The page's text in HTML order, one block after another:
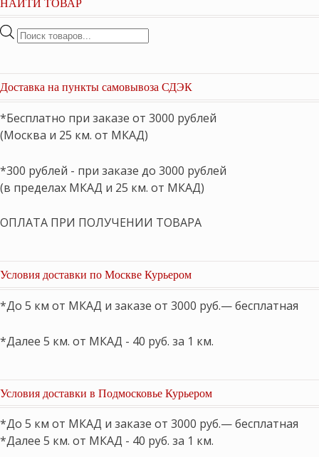
Поиск
Доставка на пункты самовывоза СДЭК
*Бесплатно при заказе от 3000 рублей
(Москва и 25 км. от МКАД)
*300 рублей - при заказе до 3000 рублей
(в пределах МКАД и 25 км. от МКАД)
ОПЛАТА ПРИ ПОЛУЧЕНИИ ТОВАРА
Условия доставки по Москве Курьером
*До 5 км от МКАД и заказе от 3000 руб.— бесплатная
*Далее 5 км. от МКАД - 40 руб. за 1 км.
Условия доставки в Подмосковье Курьером
*До 5 км от МКАД и заказе от 3000 руб.— бесплатная
*Далее 5 км. от МКАД - 40 руб. за 1 км.